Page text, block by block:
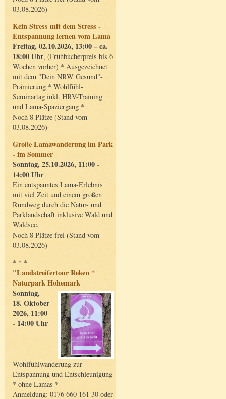
03.08.2026)
Kein Stress mit dem Stress -
Entspannung lernen vom Lama
Freitag, 02.10.2026, 13:00 – ca.
18:00 Uhr, (Frühbucherpreis bis 6
Wochen vorher) * Ausgezeichnet
mit dem "Dein NRW Gesund"-
Prämierung * Wohlfühl-
Seminartag inkl. HRV-Training
und Lama-Spaziergang *
Noch 8 Plätze (Stand vom
03.08.2026)
Große Lamawanderung im Park
- im Sommer
Sonntag, 25.10.2026, 11:00 -
14:00 Uhr
Ein entspanntes Lama-Erlebnis
mit viel Zeit und einem großen
Rundweg durch die Natur- und
Parklandschaft inklusive Wald und
Waldsee.
Noch 8 Plätze frei (Stand vom
03.08.2026)
* * *
"Landstreifertour Reken *
Naturpark Hohemark
Sonntag,
18. Oktober
2026, 11:00
- 14:00 Uhr
Wohlfühlwanderung zur
Entspannung und Entschleunigung
* ohne Lamas *
Anmeldung: 0176 660 161 30 oder